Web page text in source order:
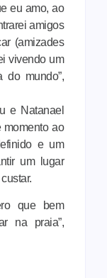
eu amo, ao
amigos
(amizades
vivendo um
do mundo”,
e Natanael
momento ao
e um
um lugar
que bem
na praia”,